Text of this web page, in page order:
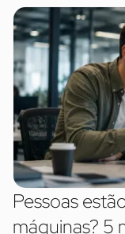
Pessoas
máquinas? 5